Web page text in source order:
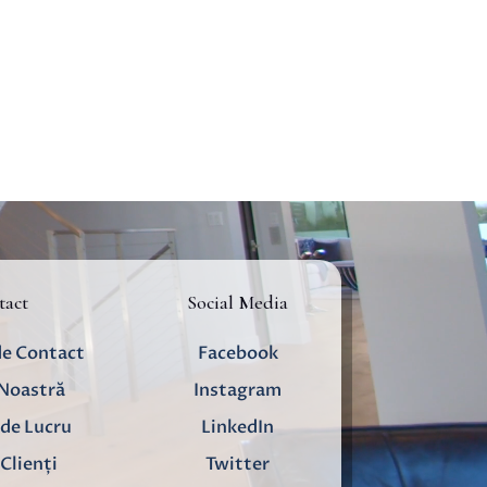
Contact
Lucru
Social Media
Facebook
Instagram
LinkedIn
Twitter